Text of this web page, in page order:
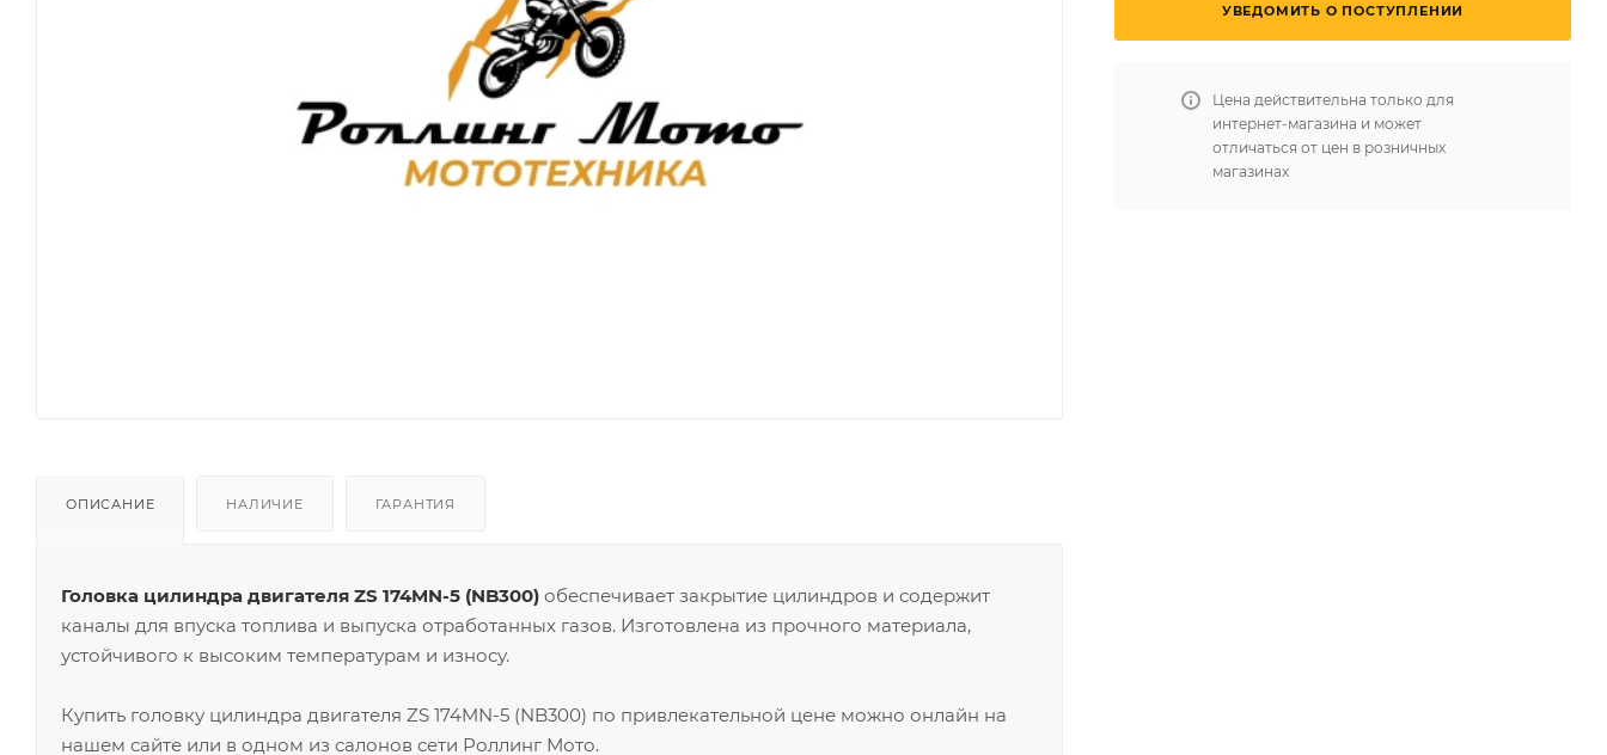
ОПИСАНИЕ НАЛИЧИЕ ГАРАНТИЯ
Головка цилиндра двигателя ZS 174MN-5 (NB300) обеспечивает закрытие цилиндров и содержит
каналы для впуска топлива и выпуска отработанных газов. Изготовлена из прочного материала,
устойчивого к высоким температурам и износу.
Купить головку цилиндра двигателя ZS 174MN-5 (NB300) по привлекательной цене можно онлайн на
нашем сайте или в одном из салонов сети Роллинг Мото.
УВЕДОМИТЬ О ПОСТУПЛЕНИИ
Цена действительна только для
интернет-магазина и может
отличаться от цен в розничных
магазинах